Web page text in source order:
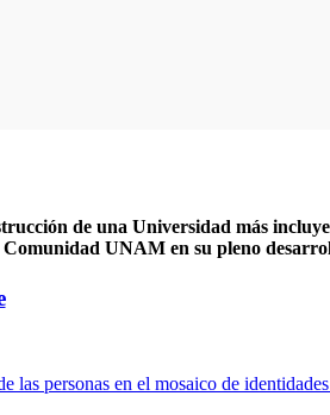
de una Universidad más
UNAM en su pleno
personas en el mosaico de